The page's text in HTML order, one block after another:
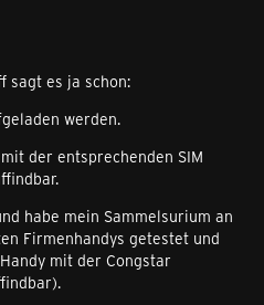
sagt es ja schon:
werden.
der entsprechenden SIM
habe mein Sammelsurium an
Firmenhandys getestet und
mit der Congstar